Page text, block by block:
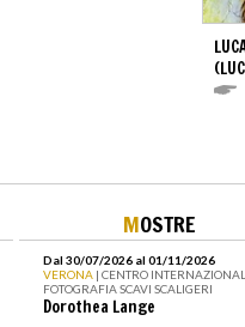
MOSTRE
Dal 30/07/2026 al 01/11/2026
VERONA | CENTRO
FOTOGRAFIA SCAVI SCALIGERI
Dorothea Lange